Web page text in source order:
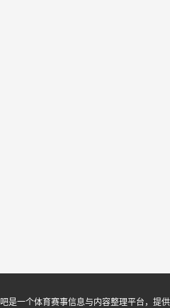
是一个体育赛事信息与内容整理平台，提